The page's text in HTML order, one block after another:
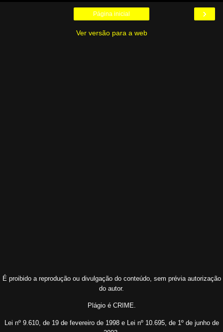
›
Página inicial
Ver versão para a web
É proibido a reprodução ou divulgação do conteúdo, sem prévia autorização
do autor.
Plágio é CRIME.
Lei nº 9.610, de 19 de fevereiro de 1998 e Lei nº 10.695, de 1º de junho de